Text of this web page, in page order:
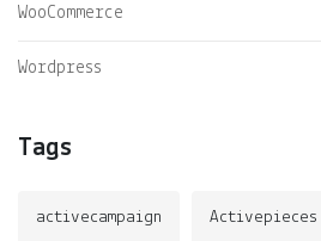
WooCommerce
Wordpress
Tags
activecampaign Activepieces